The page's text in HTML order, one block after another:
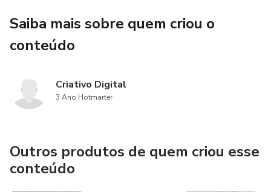
NÃO MODIFICAMOS ARTE, NEM NOMES E NEM
IDADE, NÃO ACOMPANHA MANUAL DE MONTAGEM,
Saiba mais sobre quem criou o
conteúdo
Criativo Digital
3 Ano Hotmarter
Outros produtos de quem criou esse
conteúdo